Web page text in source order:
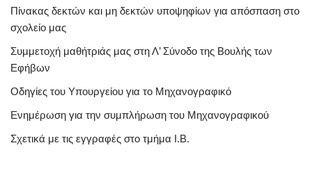
Πίνακας δεκτών και μη δεκτών υποψηφίων για απόσπαση στο
σχολείο μας
Συμμετοχή μαθήτριάς μας στη Λ’ Σύνοδο της Βουλής των
Εφήβων
Οδηγίες του Υπουργείου για το Μηχανογραφικό
Ενημέρωση για την συμπλήρωση του Μηχανογραφικού
Σχετικά με τις εγγραφές στο τμήμα Ι.Β.